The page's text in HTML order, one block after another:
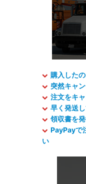
購入した
突然キャ
注文をキ
早く発送
領収書を
PayPayで
い